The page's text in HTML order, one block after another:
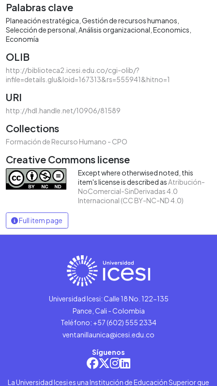
Palabras clave
Planeación estratégica Gestión de recursos humanos
Selección de personal Análisis organizacional Economics
Economía
OLIB
http://biblioteca2.icesi.edu.co/cgi-olib/?
infile=details.glu&loid=167313&rs=555941&hitno=1
URI
http://hdl.handle.net/10906/81589
Collections
Formación de Recurso Humano - CPO
Creative Commons license
Except where otherwised noted, this
item's license is described asAtribución-
NoComercial-SinDerivadas 4.0
Internacional (CC BY-NC-ND 4.0)
Full item page
Universidad Icesi: Calle 18 No. 122-135
Pance, Cali - Colombia
Teléfono: +57 (602) 555 2334
ventanillaunica@icesi.edu.co
Síguenos
La Universidad Icesi es una Institución de Educación Superior que